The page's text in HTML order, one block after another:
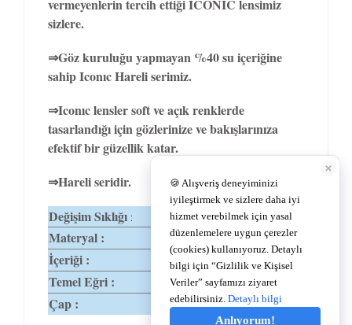
vermeyenlerin tercih ettiği ICONIC lensimiz
sizlere.
⇒Göz kuruluğu yapmayan %40 su içeriğine
sahip Iconıc Hareli serimiz.
⇒Iconıc lensler soft ve açık renklerde
tasarlandığı için gözlerinize ve bakışlarınıza
efektif bir güzellik katar.
⇒Hareli seridir.
Değişim Sıklığı :
1-3 Ay
Materyal :
%60 Polyhema
İçeriği :
%40 Su
Temel Eğri :
8,6
Çap :
14,2